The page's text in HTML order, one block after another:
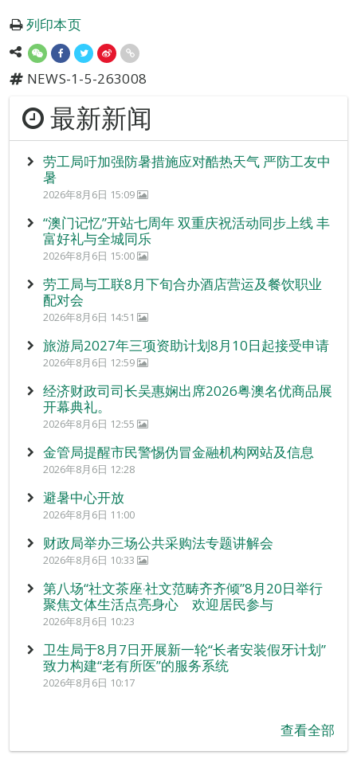
列印本页
NEWS-1-5-263008
最新新闻
劳工局吁加强防暑措施应对酷热天气 严防工友中
暑
2026年8月6日 15:09
“澳门记忆”开站七周年 双重庆祝活动同步上线 丰
富好礼与全城同乐
2026年8月6日 15:00
劳工局与工联8月下旬合办酒店营运及餐饮职业
配对会
2026年8月6日 14:51
旅游局2027年三项资助计划8月10日起接受申请
2026年8月6日 12:59
经济财政司司长吴惠娴出席2026粤澳名优商品展
开幕典礼。
2026年8月6日 12:55
金管局提醒市民警惕伪冒金融机构网站及信息
2026年8月6日 12:28
避暑中心开放
2026年8月6日 11:00
财政局举办三场公共采购法专题讲解会
2026年8月6日 10:33
第八场“社文茶座‧社文范畴齐齐倾”8月20日举行
聚焦文体生活点亮身心 欢迎居民参与
2026年8月6日 10:23
卫生局于8月7日开展新一轮“长者安装假牙计划”
致力构建“老有所医”的服务系统
2026年8月6日 10:17
查看全部